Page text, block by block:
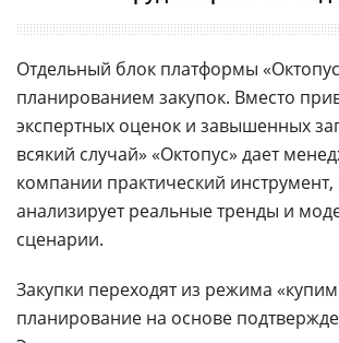
Отдельный блок платформы
планированием закупок. Вместо
экспертных оценок и завышенных
всякий случай» «Октопус» дает
компании практический
анализирует реальные тренды и
сценарии.
Закупки переходят из режима
планирование на основе